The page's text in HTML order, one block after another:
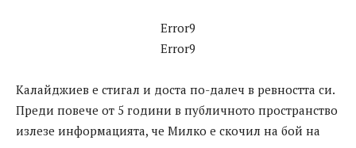
Error9
Error9
Калайджиев е стигал и доста по-далеч в ревността си.
Преди повече от 5 години в публичното пространство
излезе информацията, че Милко е скочил на бой на